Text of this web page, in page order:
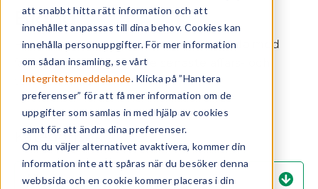
att snabbt hitta rätt information och att
innehållet anpassas till dina behov. Cookies kan
innehålla personuppgifter. För mer information
om sådan insamling, se vårt
Integritetsmeddelande. Klicka på ”Hantera
preferenser” för att få mer information om de
uppgifter som samlas in med hjälp av cookies
samt för att ändra dina preferenser.
Om du väljer alternativet avaktivera, kommer din
information inte att spåras när du besöker denna
webbsida och en cookie kommer placeras i din
Blogg
Här hittar du guider och rapporter fyllda med
fakta och insikter om de senaste affärs- och
tekniktrenderna.
Kategorisök